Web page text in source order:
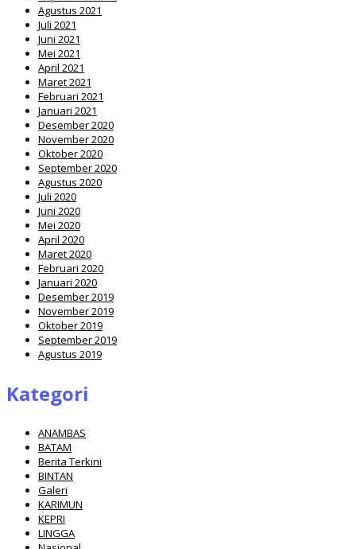
Agustus 2021
Juli 2021
Juni 2021
Mei 2021
April 2021
Maret 2021
Februari 2021
Januari 2021
Desember 2020
November 2020
Oktober 2020
September 2020
Agustus 2020
Juli 2020
Juni 2020
Mei 2020
April 2020
Maret 2020
Februari 2020
Januari 2020
Desember 2019
November 2019
Oktober 2019
September 2019
Agustus 2019
Kategori
ANAMBAS
BATAM
Berita Terkini
BINTAN
Galeri
KARIMUN
KEPRI
LINGGA